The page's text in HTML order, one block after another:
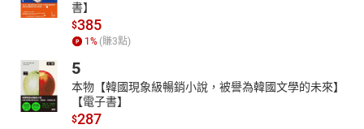
書】
$385
1 % (賺3點)
5
本物【韓國現象級暢銷小說，被譽為韓國文學的未來】
【電子書】
$287